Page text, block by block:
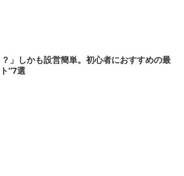
？」しかも設営簡単。初心者におすすめの最
”7選